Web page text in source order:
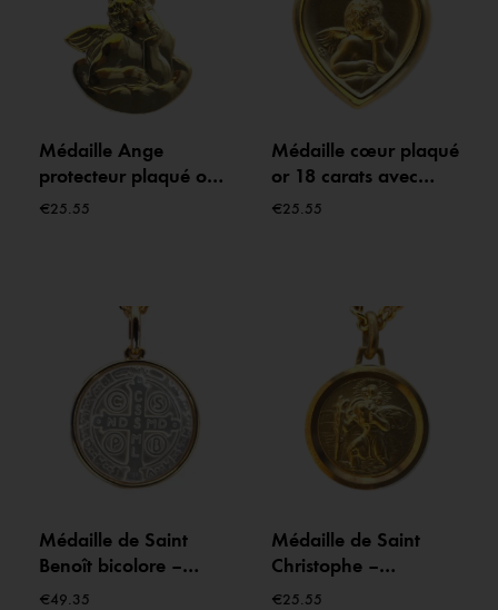
Médaille Ange
protecteur plaqué or
18 carats – 14 mm
€25.55
Médaille cœur plaqué
or 18 carats avec
ange – pendentif 14
€25.55
Médaille de Saint
Benoît bicolore –
Plaqué or et argent –
€49.35
Médaille de Saint
Christophe –
Protecteur des
€25.55